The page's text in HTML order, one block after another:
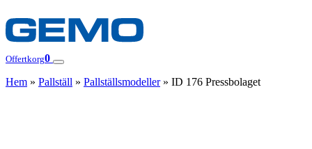
Offertkorg0
Hem » Pallställ » Pallställsmodeller» ID 176 Pressbolaget